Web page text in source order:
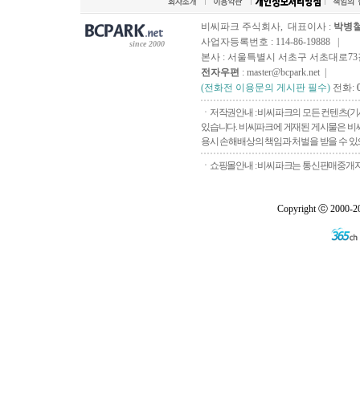
since 2000
비씨파크 주식회사, 대표이사 : 박병
사업자등록번호 : 114-86-19888 |
본사 : 서울특별시 서초구 서초대로73
전자우편 : master@bcpark.net |
(전화전 이용문의 게시판 필수) 전화:
ㆍ저작권안내 : 비씨파크의 모든 컨텐츠(
있습니다. 비씨파크에 게재된 게시물은
용시 손해배상의 책임과 처벌을 받을 수
ㆍ쇼핑몰안내 : 비씨파크는 통신판매중개
Copyright ⓒ 2000-